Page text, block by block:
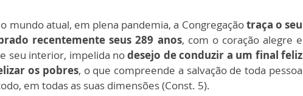
mundo atual, em plena pandemia, a Congregaçãotraça o seu
recentemente seus 289 anos, com o coração alegre e
seu interior, impelida nodesejo de conduzir a um final feliz
os pobres, o que compreende a salvação de toda pessoa
em todas as suas dimensões (Const. 5).